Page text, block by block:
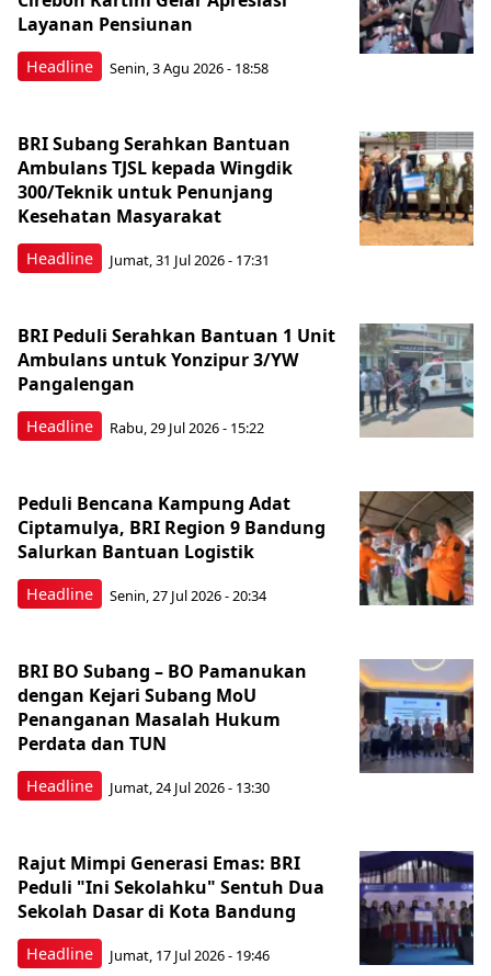
Headline
Layanan Pensiunan
Senin, 3 Agu 2026 - 18:58
Headline
BRI Subang Serahkan Bantuan
Ambulans TJSL kepada Wingdik
300/Teknik untuk Penunjang
Kesehatan Masyarakat ​
Jumat, 31 Jul 2026 - 17:31
Headline
BRI Peduli Serahkan Bantuan 1 Unit
Ambulans untuk Yonzipur 3/YW
Pangalengan
Rabu, 29 Jul 2026 - 15:22
Headline
Peduli Bencana Kampung Adat
Ciptamulya, BRI Region 9 Bandung
Salurkan Bantuan Logistik
Senin, 27 Jul 2026 - 20:34
Headline
BRI BO Subang – BO Pamanukan
dengan Kejari Subang MoU
Penanganan Masalah Hukum
Perdata dan TUN
Jumat, 24 Jul 2026 - 13:30
Headline
Rajut Mimpi Generasi Emas: BRI
Peduli "Ini Sekolahku" Sentuh Dua
Sekolah Dasar di Kota Bandung
Jumat, 17 Jul 2026 - 19:46